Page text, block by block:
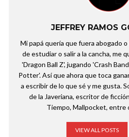
JEFFREY RAMOS
Mi papá quería que fuera abogado
de estudiar o salir a la cancha, me
'Dragon Ball Z', jugando 'Crash
Potter'. Así que ahora que toca
a escribir de lo que sé y me gusta.
de la Javeriana, escritor de
Tiempo, Mallpocket, entre
VIEW ALL POSTS